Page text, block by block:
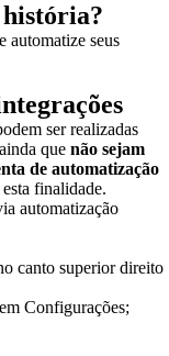
história?
automatize seus
ser realizadas
que não sejam
de automatização
finalidade.
automatização
canto superior direito
Configurações;